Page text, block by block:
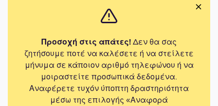
Προσοχή στις απάτες! Δεν θα σας
ζητήσουμε ποτέ να καλέσετε ή να στείλετε
μήνυμα σε κάποιον αριθμό τηλεφώνου ή να
μοιραστείτε προσωπικά δεδομένα.
Αναφέρετε τυχόν ύποπτη δραστηριότητα
μέσω της επιλογής «Αναφορά